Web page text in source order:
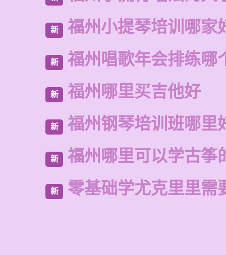
新 福州小提琴培训哪家
新 福州唱歌年会排练哪
新 福州哪里买吉他好
新 福州钢琴培训班哪里
新 福州哪里可以学古筝
新 零基础学尤克里里需